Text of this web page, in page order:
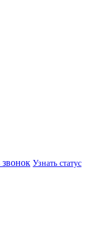
звонок Узнать статус